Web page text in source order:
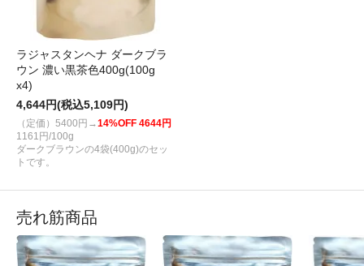
ラジャスタンヘナ ダークブラ
ウン 濃い黒茶色400g(100g
x4)
4,644円(税込5,109円)
（定価）5400円→14%OFF 4644円
1161円/100g
ダークブラウンの4袋(400g)のセッ
トです。
売れ筋商品